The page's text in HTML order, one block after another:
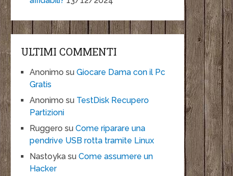
ULTIMI COMMENTI
Anonimo suGiocare Dama con il Pc
Gratis
Anonimo su TestDisk Recupero
Partizioni
Ruggero suCome riparare una
pendrive USB rotta tramite Linux
Nastoyka suCome assumere un
Hacker